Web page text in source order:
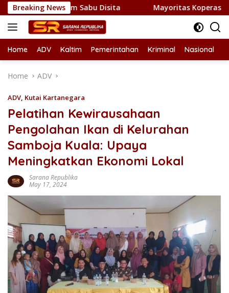
Skip
to
content
Breaking News
1 Kilogram Sabu Disita Mayoritas Koperasi Merah
Home ADV Kaltim Pemerintahan Kriminal Nasional
Home ADV
ADV, Kutai Kartanegara
Pelatihan Kewirausahaan
Pengolahan Ikan di Kelurahan
Samboja Kuala: Upaya
Meningkatkan Ekonomi Lokal
Sarana Republika
May 17, 2024